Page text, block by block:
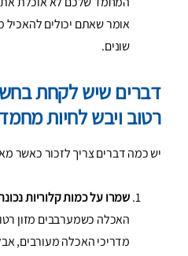
אומר שאתם יכולים להאכיל
שונים.
דברים שיש לקחת
רטוב ויבש לחיות
יש כמה דברים צריך לזכור כאשר
שמרו על כמות קלוריות
האכלה כשמערבבים מזון
מדריכי האכלה מעורבים,